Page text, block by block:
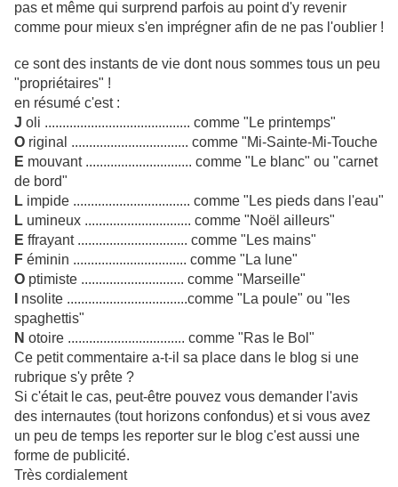
pas et même qui surprend parfois au point d'y revenir
comme pour mieux s'en imprégner afin de ne pas l'oublier !
ce sont des instants de vie dont nous sommes tous un peu
"propriétaires" !
en résumé c'est :
J oli ......................................... comme "Le printemps"
O riginal ................................. comme "Mi-Sainte-Mi-Touche
E mouvant .............................. comme "Le blanc" ou "carnet
de bord"
L impide ................................. comme "Les pieds dans l'eau"
L umineux .............................. comme "Noël ailleurs"
E ffrayant ............................... comme "Les mains"
F éminin ................................ comme "La lune"
O ptimiste ............................. comme "Marseille"
nsolite ..................................comme "La poule" ou "les
spaghettis"
N otoire ................................. comme "Ras le Bol"
Ce petit commentaire a-t-il sa place dans le blog si une
rubrique s'y prête ?
Si c'était le cas, peut-être pouvez vous demander l'avis
des internautes (tout horizons confondus) et si vous avez
un peu de temps les reporter sur le blog c'est aussi une
forme de publicité.
Très cordialement